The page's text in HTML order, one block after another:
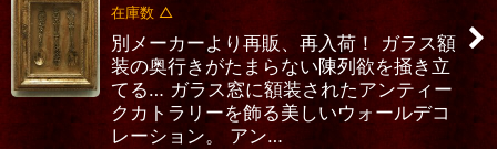
在庫数 △
別メーカーより再販、再入荷！ ガラス額
装の奥行きがたまらない陳列欲を掻き立
てる… ガラス窓に額装されたアンティー
クカトラリーを飾る美しいウォールデコ
レーション。 アン…